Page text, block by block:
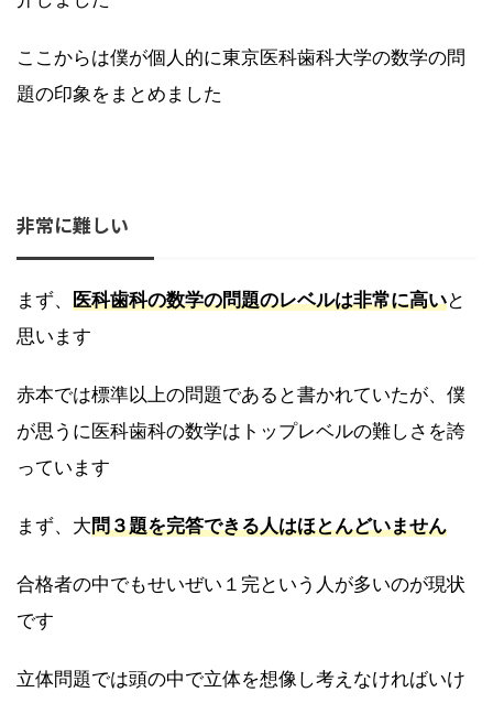
ここからは僕が個人的に東京医科歯科大学の数学の問
題の印象をまとめました
非常に難しい
まず、 医科歯科の数学の問題のレベルは非常に高いと
思います
赤本では標準以上の問題であると書かれていたが、僕
が思うに医科歯科の数学はトップレベルの難しさを誇
っています
まず、大問３題を完答できる人はほとんどいません
合格者の中でもせいぜい１完という人が多いのが現状
です
立体問題では頭の中で立体を想像し考えなければいけ